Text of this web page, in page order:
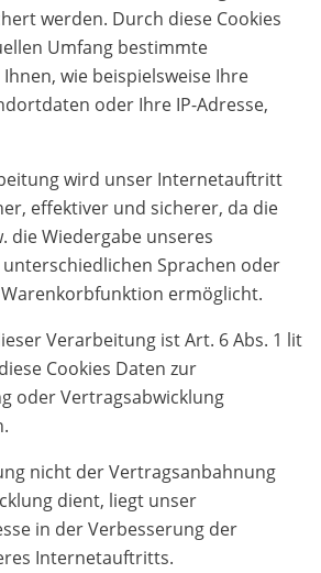
werden. Durch diese Cookies
Umfang bestimmte
wie beispielsweise Ihre
oder Ihre IP-Adresse,
wird unser Internetauftritt
effektiver und sicherer, da die
die Wiedergabe unseres
Sprachen oder
ermöglicht.
Verarbeitung ist Art. 6 Abs. 1 lit
Cookies Daten zur
oder Vertragsabwicklung
nicht der Vertragsanbahnung
dient, liegt unser
in der Verbesserung der
Internetauftritts.